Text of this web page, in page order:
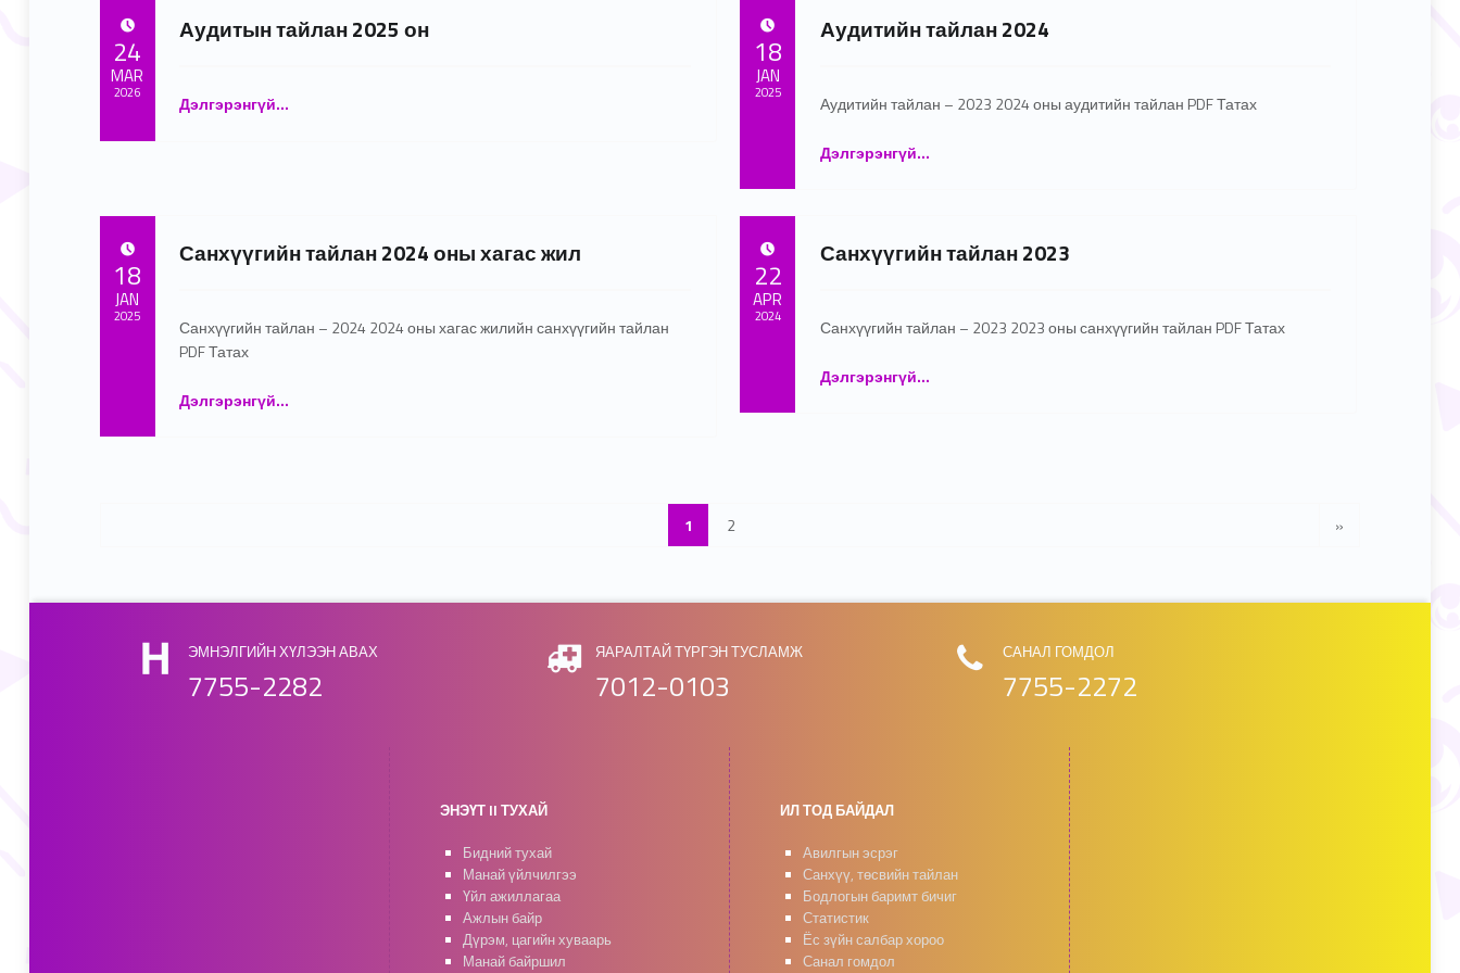
Аудитын тайлан 2025 он
Дэлгэрэнгүй…
24
MAR
2026
ЭНЭҮТ 2 Админ
Аудитийн тайлан 2024
Аудитийн тайлан – 2023 2024 оны аудитийн тайлан PDF Татах
Дэлгэрэнгүй…
18
JAN
2025
Санхүүгийн тайлан 2024 оны хагас жил
Санхүүгийн тайлан – 2024 2024 оны хагас жилийн санхүүгийн тайлан
PDF Татах
Дэлгэрэнгүй…
18
JAN
2025
Санхүүгийн тайлан 2023
Санхүүгийн тайлан – 2023 2023 оны санхүүгийн тайлан PDF Татах
Дэлгэрэнгүй…
22
APR
2024
1 2 Next page
»
ЭМНЭЛГИЙН ХҮЛЭЭН АВАХ
7755-2282
ЯАРАЛТАЙ ТҮРГЭН ТУСЛАМЖ
7012-0103
САНАЛ ГОМДОЛ
7755-2272
ЭНЭҮТ II ТУХАЙ
Бидний тухай
Манай үйлчилгээ
Үйл ажиллагаа
Ажлын байр
Дүрэм, цагийн хуваарь
Манай байршил
ИЛ ТОД БАЙДАЛ
Авилгын эсрэг
Санхүү, төсвийн тайлан
Бодлогын баримт бичиг
Статистик
Ёс зүйн салбар хороо
Санал гомдол